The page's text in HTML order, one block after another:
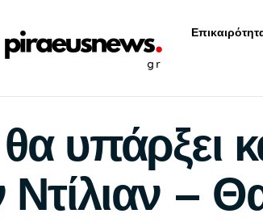
υπάρξει
Ντίλιαν –